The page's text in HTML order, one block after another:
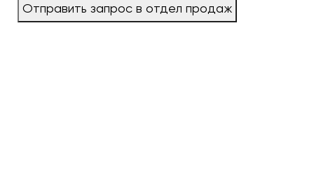
Отправить запрос в отдел продаж